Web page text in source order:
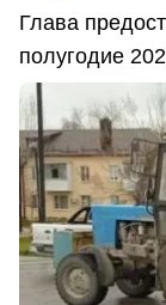
Глава
полугодие